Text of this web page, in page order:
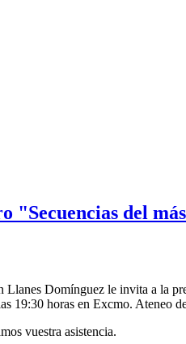
"Secuencias del
Domínguez le invita a la
19:30 horas en Excmo. Ateneo
vuestra asistencia.